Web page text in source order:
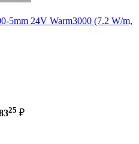
5mm 24V Warm3000 (7.2 W/m,
25 ₽